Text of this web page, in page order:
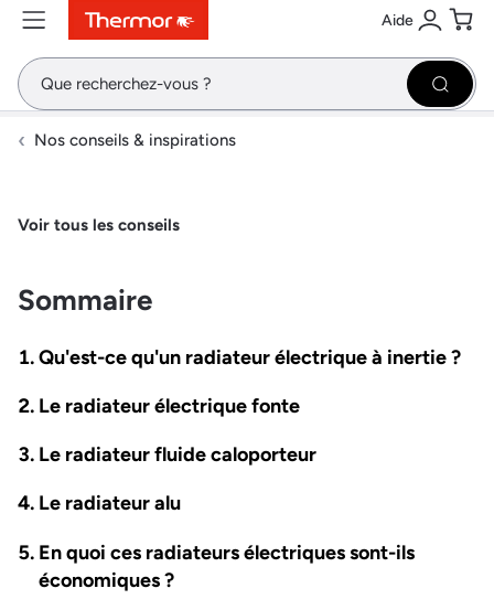
ContenuMenuRecherche Aide
Se
Nos conseils & inspirations
Voir tous les conseils
Sommaire
Qu'est-ce qu'un radiateur électrique à inertie ?
Le radiateur électrique fonte
Le radiateur fluide caloporteur
Le radiateur alu
En quoi ces radiateurs électriques sont-ils
économiques ?